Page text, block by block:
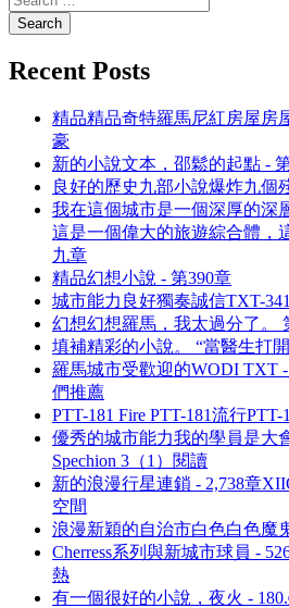
Recent Posts
精品精品奇特羅馬尼紅房屋房
豪
新的小說文本，邵鬆的起點 -
良好的歷史九部小說爆炸九個
我在這個城市是一個深厚的深
這是一個偉大的旅遊綜合體，
九章
精品幻想小說 - 第390章
城市能力良好獨奏誠信TXT-
幻想幻想羅馬，我太過分了。
填補精彩的小說。 “當醫生打
羅馬城市受歡迎的WODI TXT
們推薦
PTT-181 Fire PTT-181流行PTT-
優秀的城市能力我的學員是大
Spechion 3（1）閱讀
新的浪漫行星連鎖 - 2,738章
空間
浪漫新穎的自治市白色白色魔
Cherress系列與新城市球員 -
熱
有一個很好的小說，夜火 -